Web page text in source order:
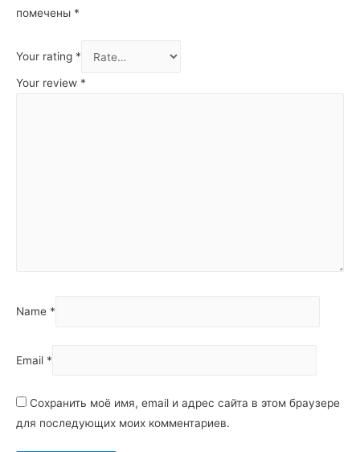
помечены *
Your rating *
Your review *
Name *
Email *
Сохранить моё имя, email и адрес сайта в этом браузере
для последующих моих комментариев.